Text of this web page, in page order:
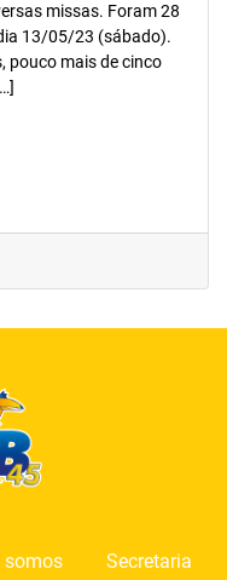
missas. Foram 28
13/05/23 (sábado).
pouco mais de cinco
somos
Secretaria